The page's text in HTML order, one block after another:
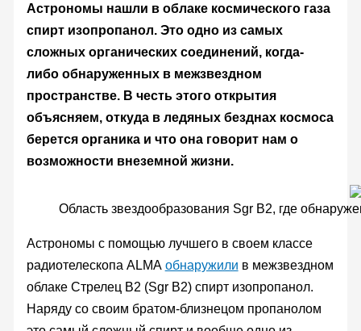
Астрономы нашли в облаке космического газа
спирт изопропанол. Это одно из самых
сложных органических соединений, когда-
либо обнаруженных в межзвездном
пространстве. В честь этого открытия
объясняем, откуда в ледяных безднах космоса
берется органика и что она говорит нам о
возможности внеземной жизни.
Область звездообразования Sgr B2, где
Астрономы с помощью лучшего в своем классе
радиотелескопа ALMA обнаружили в межзвездном
облаке Стрелец B2 (Sgr B2) спирт изопропанол.
Наряду со своим братом-близнецом пропанолом